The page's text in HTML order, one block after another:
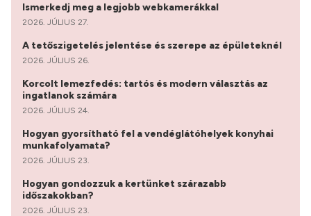
Ismerkedj meg a legjobb webkamerákkal
2026. JÚLIUS 27.
A tetőszigetelés jelentése és szerepe az épületeknél
2026. JÚLIUS 26.
Korcolt lemezfedés: tartós és modern választás az
ingatlanok számára
2026. JÚLIUS 24.
Hogyan gyorsítható fel a vendéglátóhelyek konyhai
munkafolyamata?
2026. JÚLIUS 23.
Hogyan gondozzuk a kertünket szárazabb
időszakokban?
2026. JÚLIUS 23.